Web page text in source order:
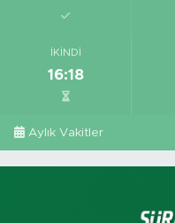
İKINDI
16:18
Aylık Vakitler